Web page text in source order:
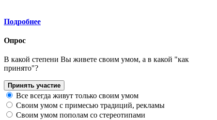
Подробнее
Опрос
В какой степени Вы живете своим умом, а в какой "как
принято"?
Принять участие
Все всегда живут только своим умом
Своим умом с примесью традиций, рекламы
Своим умом пополам со стереотипами